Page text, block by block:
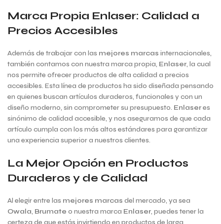
Marca Propia Enlaser: Calidad a
Precios Accesibles
Además de trabajar con las mejores marcas internacionales,
también contamos con nuestra marca propia, Enlaser, la cual
nos permite ofrecer productos de alta calidad a precios
accesibles. Esta línea de productos ha sido diseñada pensando
en quienes buscan artículos duraderos, funcionales y con un
diseño moderno, sin comprometer su presupuesto. Enlaseres
sinónimo de calidad accesible, y nos aseguramos de que cada
artículo cumpla con los más altos estándares para garantizar
una experiencia superior a nuestros clientes.
La Mejor Opción en Productos
Duraderos y de Calidad
Al elegir entre las mejores marcas del mercado, ya sea
Owala, Brumate o nuestra marca Enlaser, puedes tener la
certeza de que estás invirtiendo en productos de larga